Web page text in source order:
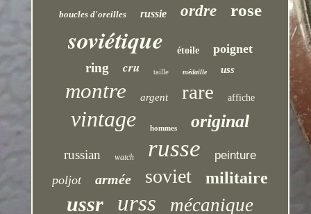
boucles d'oreilles russie ordre rose
soviétique étoile poignet
ring cru taille médaille uss
montre argent rare affiche
vintage hommes original
russian watch russe peinture
poljot armée soviet militaire
ussr urss mécanique